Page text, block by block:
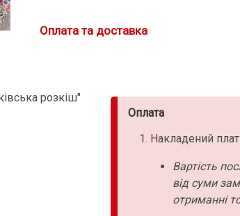
Оплата та доставка
розкіш"
Оплата
Накладений
Вартість
від суми
отриманні